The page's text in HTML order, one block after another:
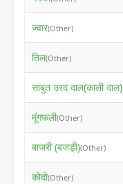
ज्वार(Other)
तिल(Other)
साबुत उरद दाल(काली दाल)
मूंगफली(Other)
बाजरी (बजड़ी)(Other)
कोदो(Other)